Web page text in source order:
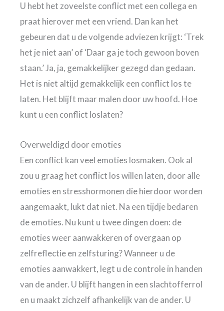
U hebt het zoveelste conflict met een collega en
praat hierover met een vriend. Dan kan het
gebeuren dat u de volgende adviezen krijgt: ‘Trek
het je niet aan’ of ‘Daar ga je toch gewoon boven
staan.’ Ja, ja, gemakkelijker gezegd dan gedaan.
Het is niet altijd gemakkelijk een conflict los te
laten. Het blijft maar malen door uw hoofd. Hoe
kunt u een conflict loslaten?
Overweldigd door emoties
Een conflict kan veel emoties losmaken. Ook al
zou u graag het conflict los willen laten, door alle
emoties en stresshormonen die hierdoor worden
aangemaakt, lukt dat niet. Na een tijdje bedaren
de emoties. Nu kunt u twee dingen doen: de
emoties weer aanwakkeren of overgaan op
zelfreflectie en zelfsturing? Wanneer u de
emoties aanwakkert, legt u de controle in handen
van de ander. U blijft hangen in een slachtofferrol
en u maakt zichzelf afhankelijk van de ander. U